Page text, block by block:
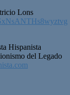
Lons
Hispanista
del Legado